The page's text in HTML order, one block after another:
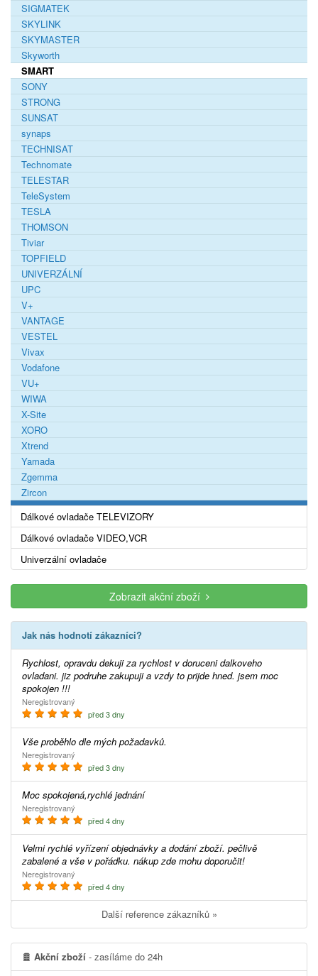
SIGMATEK
SKYLINK
SKYMASTER
Skyworth
SMART
SONY
STRONG
SUNSAT
synaps
TECHNISAT
Technomate
TELESTAR
TeleSystem
TESLA
THOMSON
Tiviar
TOPFIELD
UNIVERZÁLNÍ
UPC
V+
VANTAGE
VESTEL
Vivax
Vodafone
VU+
WIWA
X-Site
XORO
Xtrend
Yamada
Zgemma
Zircon
Dálkové ovladače TELEVIZORY
Dálkové ovladače VIDEO,VCR
Univerzální ovladače
Zobrazit akční zboží
Jak nás hodnotí zákazníci?
Rychlost, opravdu dekuji za rychlost v doruceni dalkoveho
ovladani. jiz podruhe zakupuji a vzdy to prijde hned. jsem moc
spokojen !!!
Neregistrovaný
před 3 dny
Vše proběhlo dle mých požadavků.
Neregistrovaný
před 3 dny
Moc spokojená,rychlé jednání
Neregistrovaný
před 4 dny
Velmi rychlé vyřízení objednávky a dodání zboží. pečlivě
zabalené a vše v pořádku. nákup zde mohu doporučit!
Neregistrovaný
před 4 dny
Další reference zákazníků »
Akční zboží - zasíláme do 24h